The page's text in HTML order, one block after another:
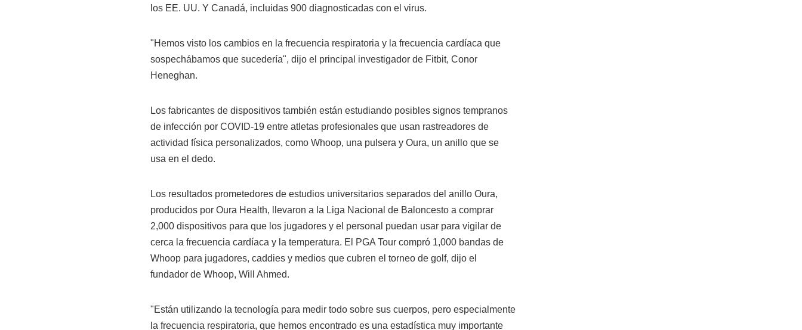
los EE. UU. Y Canadá, incluidas 900 diagnosticadas con el virus.
"Hemos visto los cambios en la frecuencia respiratoria y la frecuencia cardíaca que
sospechábamos que sucedería", dijo el principal investigador de Fitbit, Conor
Heneghan.
Los fabricantes de dispositivos también están estudiando posibles signos tempranos
de infección por COVID-19 entre atletas profesionales que usan rastreadores de
actividad física personalizados, como Whoop, una pulsera y Oura, un anillo que se
usa en el dedo.
Los resultados prometedores de estudios universitarios separados del anillo Oura,
producidos por Oura Health, llevaron a la Liga Nacional de Baloncesto a comprar
2,000 dispositivos para que los jugadores y el personal puedan usar para vigilar de
cerca la frecuencia cardíaca y la temperatura. El PGA Tour compró 1,000 bandas de
Whoop para jugadores, caddies y medios que cubren el torneo de golf, dijo el
fundador de Whoop, Will Ahmed.
"Están utilizando la tecnología para medir todo sobre sus cuerpos, pero especialmente
la frecuencia respiratoria, que hemos encontrado es una estadística muy importante